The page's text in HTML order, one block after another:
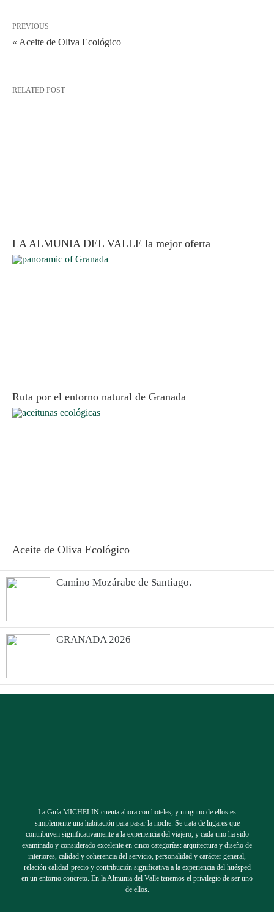
PREVIOUS
« Aceite de Oliva Ecológico
RELATED POST
LA ALMUNIA DEL VALLE la mejor oferta
Ruta por el entorno natural de Granada
Aceite de Oliva Ecológico
Camino Mozárabe de Santiago.
GRANADA 2026
La Guía MICHELIN cuenta ahora con hoteles, y ninguno de ellos es
simplemente una habitación para pasar la noche. Se trata de lugares que
contribuyen significativamente a la experiencia del viajero, y cada uno ha sido
examinado y considerado excelente en cinco categorías: arquitectura y diseño de
interiores, calidad y coherencia del servicio, personalidad y carácter general,
relación calidad-precio y contribución significativa a la experiencia del huésped
en un entorno concreto. En la Almunia del Valle tenemos el privilegio de ser uno
de ellos.